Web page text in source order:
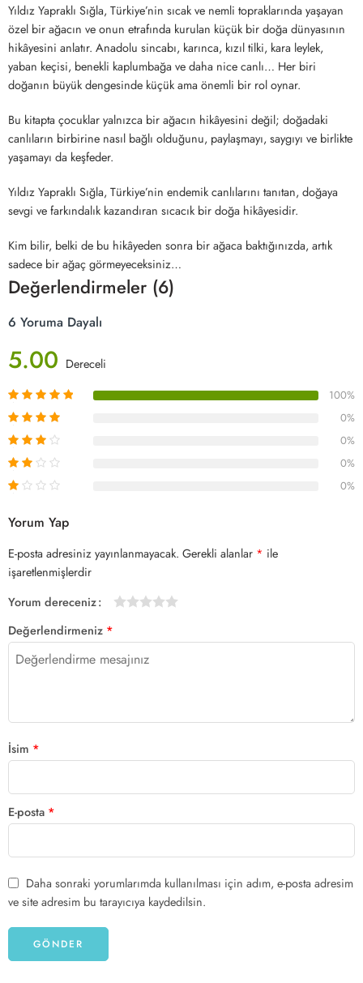
Yıldız Yapraklı Sığla, Türkiye’nin sıcak ve nemli topraklarında yaşayan
özel bir ağacın ve onun etrafında kurulan küçük bir doğa dünyasının
hikâyesini anlatır. Anadolu sincabı, karınca, kızıl tilki, kara leylek,
yaban keçisi, benekli kaplumbağa ve daha nice canlı… Her biri
doğanın büyük dengesinde küçük ama önemli bir rol oynar.
Bu kitapta çocuklar yalnızca bir ağacın hikâyesini değil; doğadaki
canlıların birbirine nasıl bağlı olduğunu, paylaşmayı, saygıyı ve birlikte
yaşamayı da keşfeder.
Yıldız Yapraklı Sığla, Türkiye’nin endemik canlılarını tanıtan, doğaya
sevgi ve farkındalık kazandıran sıcacık bir doğa hikâyesidir.
Kim bilir, belki de bu hikâyeden sonra bir ağaca baktığınızda, artık
sadece bir ağaç görmeyeceksiniz…
Değerlendirmeler (6)
6 Yoruma Dayalı
5.00 Dereceli
100%
0%
0%
0%
0%
Yorum Yap
E-posta adresiniz yayınlanmayacak. Gerekli alanlar * ile
işaretlenmişlerdir
Yorum dereceniz
Değerlendirmeniz *
İsim *
E-posta *
Daha sonraki yorumlarımda kullanılması için adım, e-posta adresim
ve site adresim bu tarayıcıya kaydedilsin.